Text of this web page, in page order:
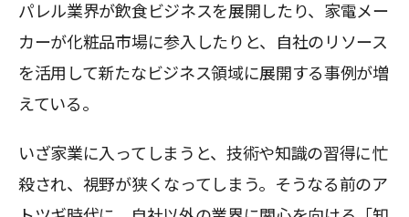
パレル業界が飲食ビジネスを展開したり、家電メー
カーが化粧品市場に参入したりと、自社のリソース
を活用して新たなビジネス領域に展開する事例が増
えている。
いざ家業に入ってしまうと、技術や知識の習得に忙
殺され、視野が狭くなってしまう。そうなる前のア